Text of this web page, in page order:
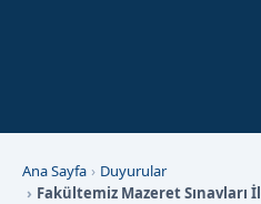
Ana Sayfa
Duyurular
Fakültemiz Mazeret Sınavları